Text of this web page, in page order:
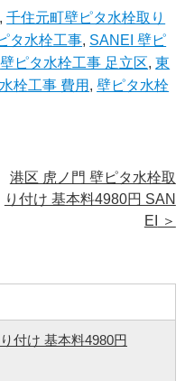
,千住元町壁ピタ水栓取り
タ水栓工事, SANEI 壁ピ
壁ピタ水栓工事 足立区,東
栓工事 費用 ,壁ピタ水栓
港区 虎ノ門 壁ピタ水栓取
り付け 基本料4980円 SAN
EI
＞
付け 基本料4980円